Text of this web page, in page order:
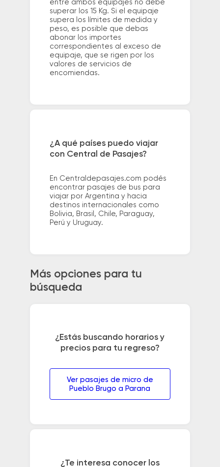
entre ambos equipajes no debe
superar los 15 Kg. Si el equipaje
supera los límites de medida y
peso, es posible que debas
abonar los importes
correspondientes al exceso de
equipaje, que se rigen por los
valores de servicios de
encomiendas.
¿A qué países puedo viajar
con Central de Pasajes?
En Centraldepasajes.com podés
encontrar pasajes de bus para
viajar por Argentina y hacia
destinos internacionales como
Bolivia, Brasil, Chile, Paraguay,
Perú y Uruguay.
Más opciones para tu
búsqueda
¿Estás buscando horarios y
precios para tu regreso?
Ver pasajes de micro de
Pueblo Brugo a Parana
¿Te interesa conocer los